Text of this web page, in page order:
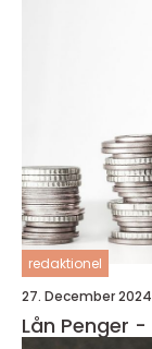
redaktionel
27. December 2024
Lån Penger